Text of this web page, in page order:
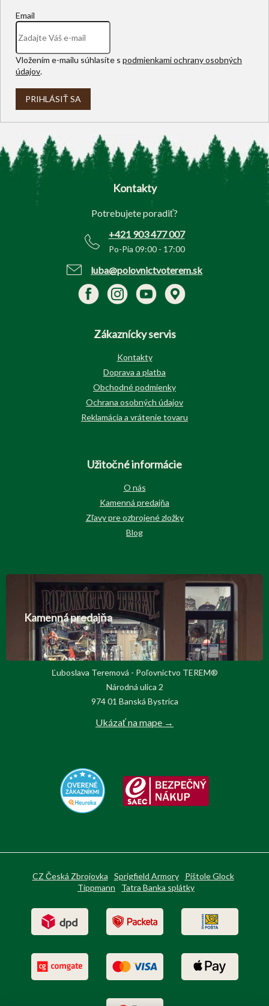
Email
Vložením e-mailu súhlasíte s podmienkami ochrany osobných
údajov.
PRIHLÁSIŤ SA
Z
Kontakty
Potrebujete poradiť?
+421 903 477 007
Po-Pia 09:00 - 17:00
luba@polovnictvoterem.sk
Zákaznícky servis
Kontakty
Doprava a platba
Obchodné podmienky
Ochrana osobných údajov
Reklamácia a vrátenie tovaru
Užitočné informácie
O nás
Kamenná predajňa
Zľavy pre ozbrojené zložky
Blog
Kamenná predajňa
Ľuboslava Teremová - Poľovnictvo TEREM®
Národná ulica 2
974 01 Banská Bystrica
Ukázať na mape →
CZ Česká Zbrojovka Sprigfield Armory
Pištole Glock
Tippmann
Tatra Banka splátky